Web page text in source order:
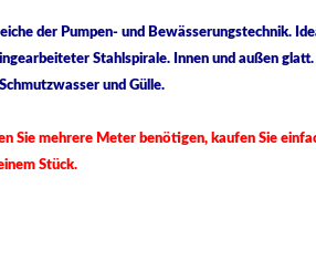
der Pumpen- und Bewässerungstechnik.
Stahlspirale. Innen und außen
und Gülle.
Sie mehrere Meter benötigen, kaufen Sie
Stück.